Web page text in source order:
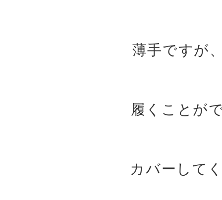
薄手ですが
履くことが
カバーして